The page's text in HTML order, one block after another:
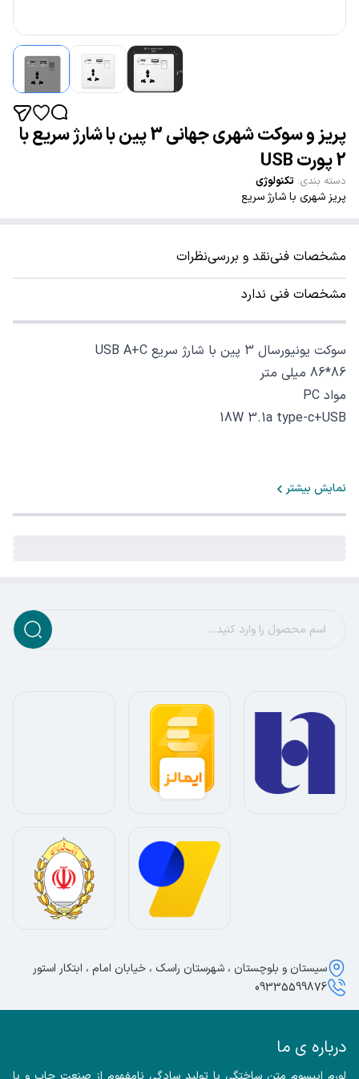
پریز و سوکت شهری جهانی 3 پین با شارژ سریع با
2 پورت USB
دسته بندی: تکنولوژی
پریز شهری با شارژ سریع
مشخصات فنینقد و بررسینظرات
مشخصات فنی ندارد
سوکت یونیورسال 3 پین با شارژ سریع USB A+C‏
86*86 میلی متر
مواد PC‏
نمایش بیشتر
درباره ی ما
سیستان و بلوچستان ، شهرستان راسک ، خیابان امام ، ابتکار استور
09335599876